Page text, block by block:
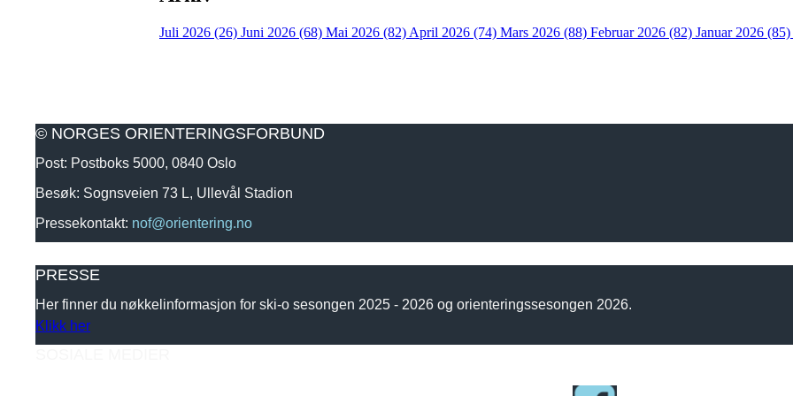
Juli 2026 (26) Juni 2026 (68) Mai 2026 (82) April 2026 (74) Mars 2026 (88) Februar 2026 (82) Januar 2026 (85)
© NORGES ORIENTERINGSFORBUND
Post: Postboks 5000, 0840 Oslo
Besøk: Sognsveien 73 L, Ullevål Stadion
Pressekontakt: nof@orientering.no
PRESSE
Her finner du nøkkelinformasjon for ski-o sesongen 2025 - 2026 og orienteringssesongen 2026.
Klikk her